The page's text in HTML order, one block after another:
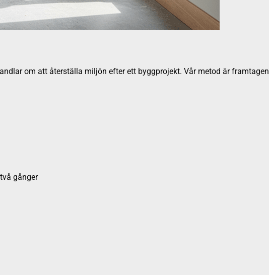
om att återställa miljön efter ett byggprojekt. Vår metod är
gånger